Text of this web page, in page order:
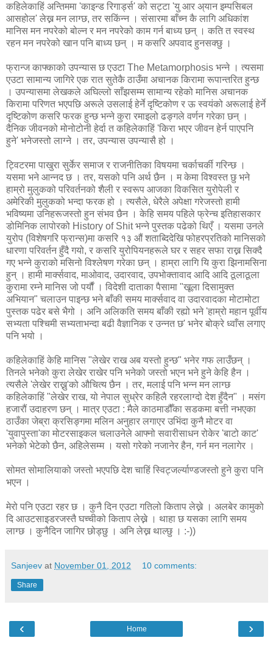
कहिलेकाहिं अन्तिममा 'काइन्ड रिगार्ड्स' को सट्टा 'यु आर अ्यान इम्पसिबल
आसहोल' लेख्न मन लाग्छ, तर सकिंन्न । संसारमा बाँच्न कै लागि अधिकांश
मानिस मन नपरेको बोल्न र मन नपरेको काम गर्न बाध्य छन् । कति त स्वस्थ
रहन मन नपरेको खान पनि बाध्य छन् । म कसरि अपवाद हुनसक्छु ।
फ्रान्ज काफ्काको उपन्यास छ एउटा The Metamorphosis भन्ने । त्यसमा
एउटा सामान्य जागिरे एक रात सुतेकै ठाउँमा अचानक किरामा रूपान्तरित हुन्छ
। उपन्यासमा लेखकले अघिल्लो साँझसम्म सामान्य रहेको मानिस अचानक
किरामा परिणत भएपछि अरूले उसलाई हेर्ने दृष्टिकोण र ऊ स्वयंको अरूलाई हेर्ने
दृष्टिकोण कसरि फरक हुन्छ भन्ने कुरा रमाइलो ढङ्गले वर्णन गरेका छन् ।
दैनिक जीवनको मोनोटोनी हेर्दा त कहिलेकाहिं 'किरा भएर जीवन हेर्न पाएपनि
हुने' भनेजस्तो लाग्ने । तर, उपन्यास उपन्यासै हो ।
ट्विटरमा पाखुरा सुर्केर समाज र राजनीतिका विषयमा चर्काचर्की गरिन्छ ।
यसमा भने आन्नद छ । तर, यसको पनि अर्थ छैन । म केमा विश्वस्त छु भने
हाम्रो मुलुकको परिवर्तनको शैली र स्वरूप आजका विकसित युरोपेली र
अमेरिकी मुलुकको भन्दा फरक हो । त्यसैले, धेरैले अपेक्षा गरेजस्तो हामी
भविष्यमा उनिहरूजस्तो हुन संभव छैन । केहि समय पहिले फ्रेन्च इतिहासकार
डोमिनिक लापोरको History of Shit भन्ने पुस्तक पढेको थिएँ । यसमा उनले
युरोप (विशेषगरि फ्रान्स)मा कसरि १३ औं शताब्दिदेखि फोहरप्रतिको मानिसको
धारणा परिवर्तन हुँदै गयो, र कसरि युरोपियनहरूले घर र सहर सफा राख्न सिक्दै
गए भन्ने कुराको मसिनो विश्लेषण गरेका छन् । हाम्रा लागि यि कुरा झिनामसिना
हुन् । हामी मार्क्सवाद, माओवाद, उदारवाद, उपभोक्तावाद आदि आदि ठूलाठूला
कुरामा रम्ने मानिस जो पर्यौं । विदेशी दाताका पैसामा "खूला दिसामुक्त
अभियान" चलाउन पाइन्छ भने बाँकी समय मार्क्सवाद वा उदारवादका मोटामोटा
पुस्तक पढेर बसे भैगो । अनि अलिकति समय बाँकी रह्यो भने 'हाम्रो महान पूर्वीय
सभ्यता पश्चिमी सभ्यताभन्दा बढी वैज्ञानिक र उन्नत छ' भनेर बोक्रे ध्वाँस लगाए
पनि भयो ।
कहिलेकाहिं केहि मानिस "लेखेर राख अब यस्तो हुन्छ" भनेर गफ लाउँछन् ।
तिनले भनेको कुरा लेखेर राखेर पनि भनेको जस्तो भएन भने हुने केहि हैन ।
त्यसैले 'लेखेर राख्नु'को औचित्य छैन । तर, मलाई पनि भन्न मन लाग्छ
कहिलेकाहिं "लेखेर राख, यो नेपाल सुध्रेर कहिलै रहरलाग्दो देश हुँदैन" । मसंग
हजारौं उदाहरण छन् । मात्र एउटा : मैले काठमाडौँका सडकमा बत्ती नभएका
ठाउँका जेब्रा क्रसिङ्गमा मलिन अनुहार लगाएर उभिंदा कुनै मोटर वा
'युवापुस्ता'का मोटरसाइकल चलाउनेले आफ्नो सवारीसाधन रोकेर 'बाटो काट'
भनेको भेटेको छैन, अहिलेसम्म । यसो गरेको नजानेर हैन, गर्न मन नलागेर ।
सोमत सोमालियाको जस्तो भएपछि देश चाहिं स्विट्जर्ल्याण्डजस्तो हुने कुरा पनि
भएन ।
मेरो पनि एउटा रहर छ । कुनै दिन एउटा गतिलो किताप लेख्ने । अलबेर कामुको
दि आउटसाइडरजस्तै घच्चीको किताप लेख्ने । थाहा छ यसका लागि समय
लाग्छ । कुनैदिन जागिर छोड्छु । अनि लेख्न थाल्छु । :-))
Sanjeev at November 01, 2012 10 comments:
Share
‹ ›
Home